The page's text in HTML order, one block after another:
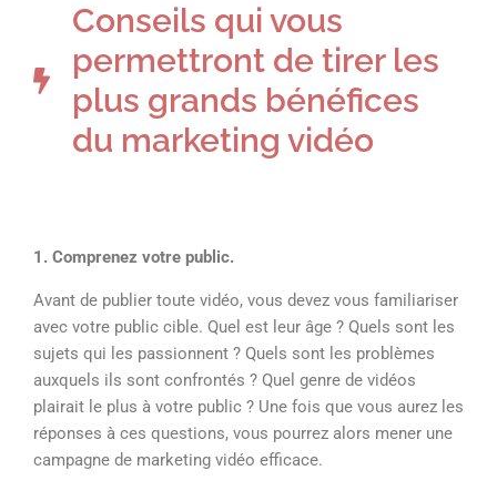
Conseils qui vous
permettront de tirer les
plus grands bénéfices
du marketing vidéo
1. Comprenez votre public.
Avant de publier toute vidéo, vous devez vous familiariser
avec votre public cible. Quel est leur âge ? Quels sont les
sujets qui les passionnent ? Quels sont les problèmes
auxquels ils sont confrontés ? Quel genre de vidéos
plairait le plus à votre public ? Une fois que vous aurez les
réponses à ces questions, vous pourrez alors mener une
campagne de marketing vidéo efficace.